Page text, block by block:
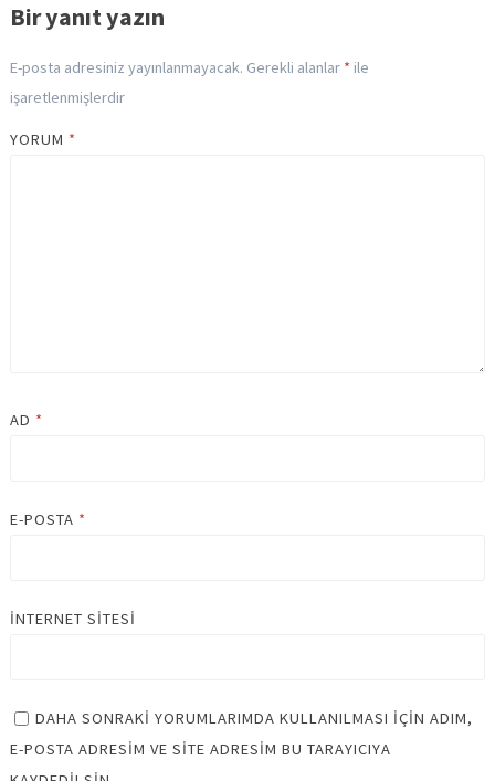
Bir yanıt yazın
E-posta adresiniz yayınlanmayacak. Gerekli alanlar * ile
işaretlenmişlerdir
YORUM *
AD *
E-POSTA *
İNTERNET SITESI
DAHA SONRAKI YORUMLARIMDA KULLANILMASI IÇIN ADIM,
E-POSTA ADRESIM VE SITE ADRESIM BU TARAYICIYA